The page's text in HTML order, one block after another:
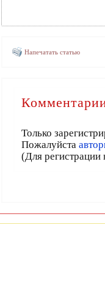
Напечатать статью
Только
Пожалуйста
(Для регистрации